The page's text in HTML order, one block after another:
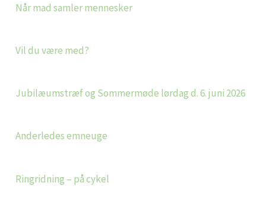
Når mad samler mennesker
Vil du være med?
Jubilæumstræf og Sommermøde lørdag d. 6. juni 2026
Anderledes emneuge
Ringridning – på cykel